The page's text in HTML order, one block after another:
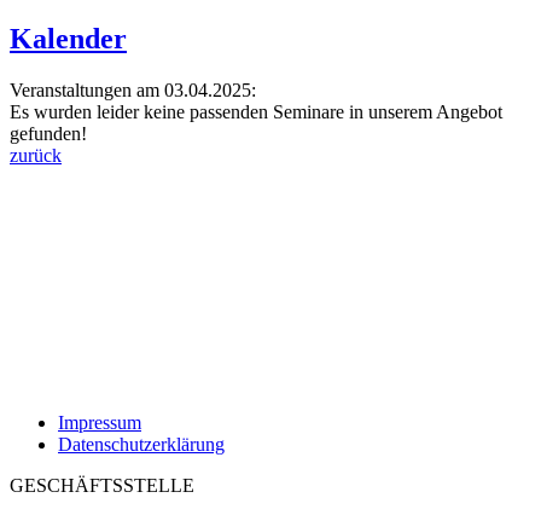
Kalender
Veranstaltungen am 03.04.2025:
Es wurden leider keine passenden Seminare in unserem Angebot
gefunden!
zurück
Impressum
Datenschutzerklärung
GESCHÄFTSSTELLE